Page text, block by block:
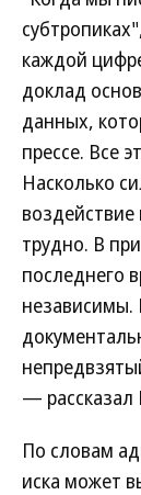
каждой
доклад
данных,
прессе. Все
Насколько
трудно. В
последнего
независимы.
—
По словам
иска может